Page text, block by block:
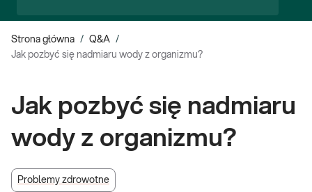
Strona główna / Q&A /
Jak pozbyć się nadmiaru wody z organizmu?
Jak pozbyć się nadmiaru
wody z organizmu?
Problemy zdrowotne